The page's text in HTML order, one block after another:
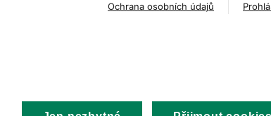
Ochrana osobních údajů